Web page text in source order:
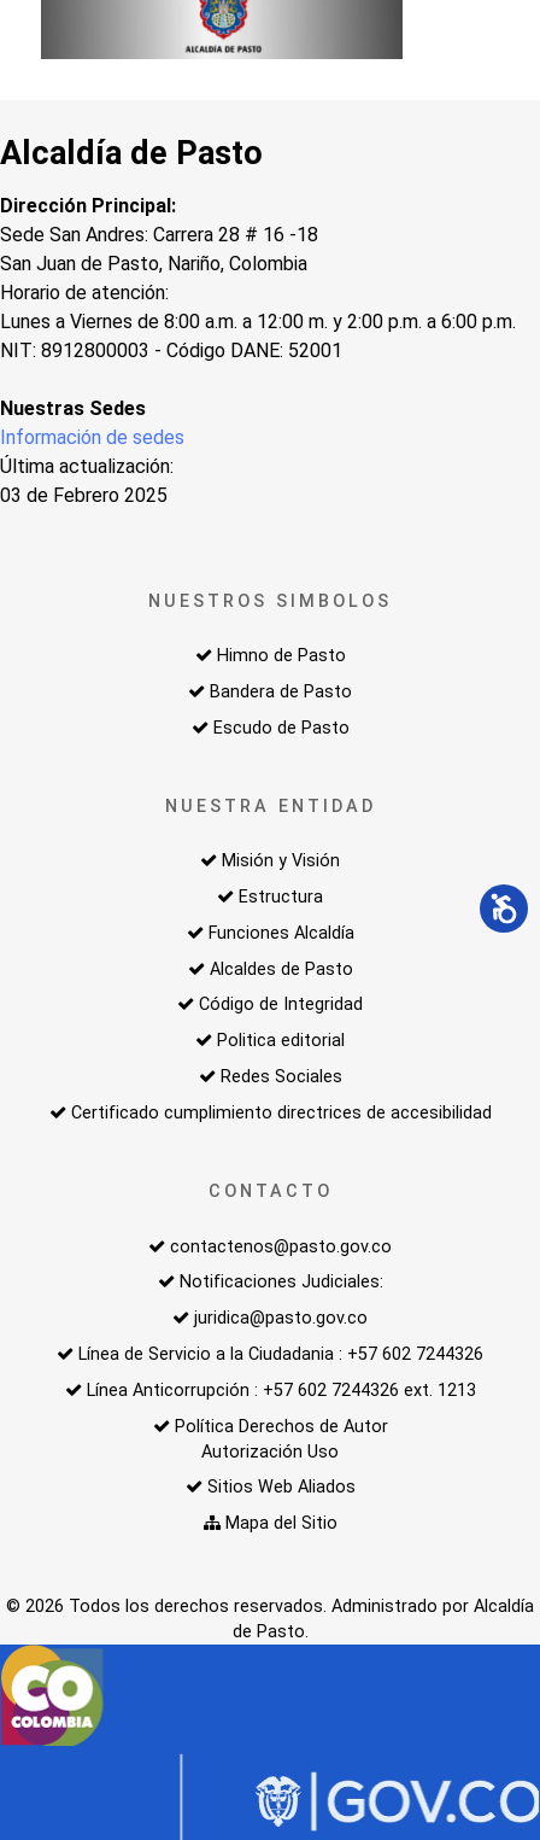
Alcaldía de Pasto
Dirección Principal:
Sede San Andres: Carrera 28 # 16 -18
San Juan de Pasto, Nariño, Colombia
Horario de atención:
Lunes a Viernes de 8:00 a.m. a 12:00 m. y 2:00 p.m. a 6:00 p.m.
NIT: 8912800003 - Código DANE: 52001
Nuestras Sedes
Información de sedes
Última actualización:
03 de Febrero 2025
NUESTROS SIMBOLOS
Himno de Pasto
Bandera de Pasto
Escudo de Pasto
NUESTRA ENTIDAD
Misión y Visión
Estructura
Funciones Alcaldía
Alcaldes de Pasto
Código de Integridad
Politica editorial
Redes Sociales
Certificado cumplimiento directrices de accesibilidad
CONTACTO
contactenos@pasto.gov.co
Notificaciones Judiciales:
juridica@pasto.gov.co
Línea de Servicio a la Ciudadania : +57 602 7244326
Línea Anticorrupción : +57 602 7244326 ext. 1213
Política Derechos de Autor
Autorización Uso
Sitios Web Aliados
Mapa del Sitio
© 2026 Todos los derechos reservados. Administrado por Alcaldía
de Pasto.